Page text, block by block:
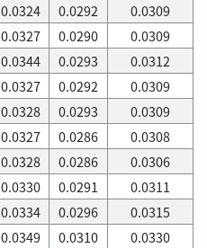
0.0324 0.0292
0.0309
0.0327 0.0290
0.0309
0.0344 0.0293
0.0312
0.0327 0.0292
0.0309
0.0328 0.0293
0.0309
0.0327 0.0286
0.0308
0.0328 0.0286
0.0306
0.0330 0.0291
0.0311
0.0334 0.0296
0.0315
0.0349 0.0310
0.0330